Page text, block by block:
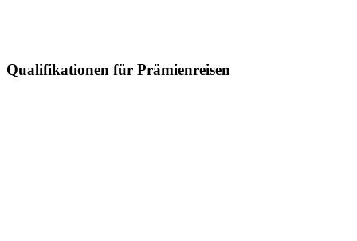
Qualifikationen für Prämienreisen